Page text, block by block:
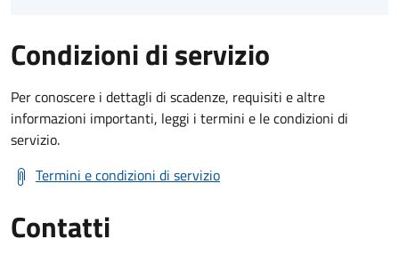
Condizioni di servizio
Per conoscere i dettagli di scadenze, requisiti e altre
informazioni importanti, leggi i termini e le condizioni di
servizio.
Termini e condizioni di servizio
Contatti